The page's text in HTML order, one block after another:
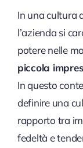
In una cultura
l’azienda si
potere nelle
piccola
In questo
definire una
rapporto tra
fedeltà e